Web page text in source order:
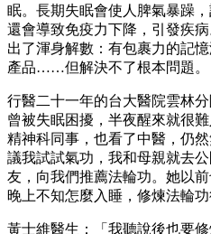
眠。長期失眠會使人脾氣暴躁
還會導致免疫力下降，引發疾
出了渾身解數：有包裹力的記
產品……但解決不了根本問題。
行醫二十一年的台大醫院雲林
曾被失眠困擾，半夜醒來就很
精神科同事，也看了中醫，仍
議我試試氣功，我和母親就去
友，向我們推薦法輪功。她以
晚上不知怎麼入睡，修煉法輪
黃士維醫生：「我聽說後也要